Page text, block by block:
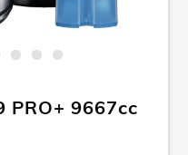
PRO+ 9667cc